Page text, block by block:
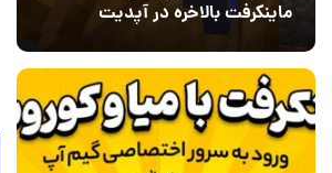
ماینکرفت بالاخره در آپدیت
جدید بازی به پایان رسید